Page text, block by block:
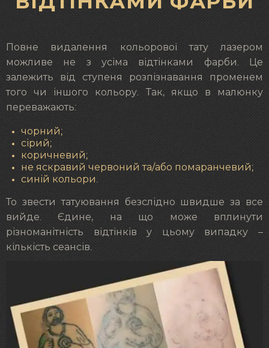
Повне видалення кольорової тату лазером
можливе не з усіма відтінками фарби. Це
залежить від ступеня розпізнавання променем
того чи іншого кольору. Так, якщо в малюнку
переважають:
чорний;
сірий;
коричневий;
не яскравий червоний та/або помаранчевий;
синій кольори.
То звести татуювання безслідно швидше за все
вийде. Єдине, на що може вплинути
різноманітність відтінків у цьому випадку –
кількість сеансів.